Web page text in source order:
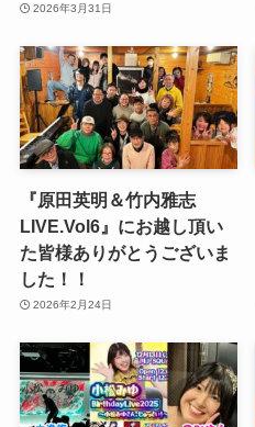
2026年3月31日
『原田英明＆竹内雅志
LIVE.Vol6』にお越し頂い
た皆様ありがとうございま
した！！
2026年2月24日